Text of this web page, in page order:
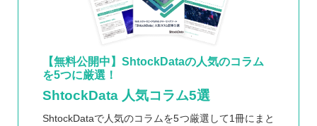
【無料公開中】ShtockDataの人気のコラム
を5つに厳選！
ShtockData 人気コラム5選
ShtockDataで人気のコラムを5つ厳選して1冊にまと